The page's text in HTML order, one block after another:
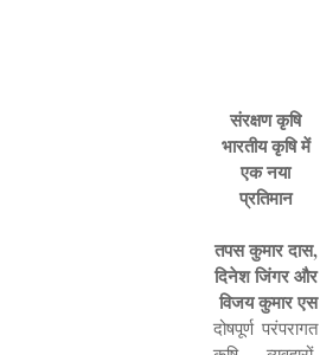
संरक्षण कृषि
भारतीय कृषि में
एक नया
प्रतिमान
तपस कुमार दास,
दिनेश जिंगर और
विजय कुमार एस
दोषपूर्ण परंपरागत